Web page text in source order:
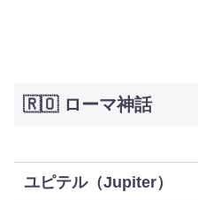
🇷🇴 ローマ神話
ユピテル（Jupiter）